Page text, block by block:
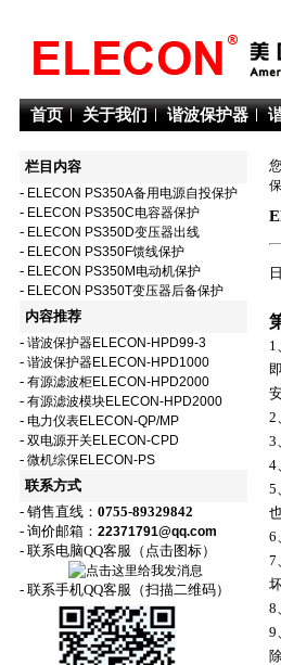
首页 关于我们 谐波保护器
栏目内容
- ELECON PS350A备用电源自投保护
- ELECON PS350C电容器保护
- ELECON PS350D变压器出线
- ELECON PS350F馈线保护
- ELECON PS350M电动机保护
- ELECON PS350T变压器后备保护
内容推荐
- 谐波保护器ELECON-HPD99-3
- 谐波保护器ELECON-HPD1000
- 有源滤波柜ELECON-HPD2000
- 有源滤波模块ELECON-HPD2000
- 电力仪表ELECON-QP/MP
- 双电源开关ELECON-CPD
- 微机综保ELECON-PS
联系方式
- 销售直线： 0755-89329842
- 询价邮箱： 22371791@qq.com
- 联系电脑QQ客服（点击图标）
- 联系手机QQ客服（扫描二维码）
1
2
3
4
5
6
7
8
9